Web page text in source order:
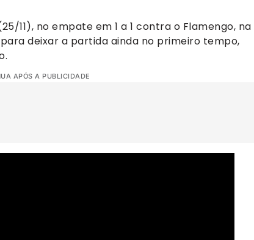
11), no empate em 1 a 1 contra o Flamengo, na
deixar a partida ainda no primeiro tempo,
APÓS A PUBLICIDADE